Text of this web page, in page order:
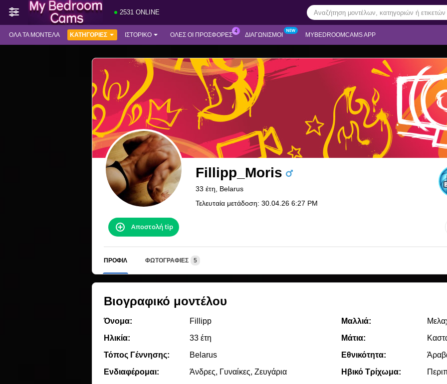
2531 ONLINE
ΌΛΑ ΤΑ ΜΟΝΤΈΛΑ ΚΑΤΗΓΟΡΊΕΣ ΙΣΤΟΡΙΚΌ ΟΛΕΣ ΟΙ ΠΡΟΣΦΟΡΕΣ ΔΙΑΓΩΝΙΣΜΟΊ MYBEDROOMCAMS APP
Fillipp_Moris
33 έτη, Belarus
Τελευταία μετάδοση: 30.04.26 6:27 PM
Αποστολή tip
ΠΡΟΦΊΛ ΦΩΤΟΓΡΑΦΊΕΣ 5
Βιογραφικό μοντέλου
Όνομα:
Fillipp
Ηλικία:
33 έτη
Τόπος Γέννησης:
Belarus
Ενδιαφέρομαι:
Άνδρες, Γυναίκες, Zευγάρια
Μαλλιά:
Μάτια:
Εθνικότητα:
Ηβικό Τρίχωμα: